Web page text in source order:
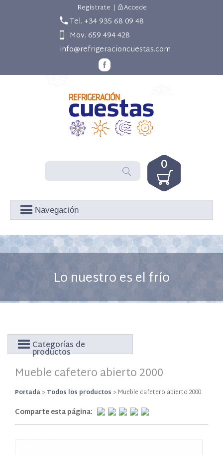
Regístrate | Accede
Tel. +34 935 68 09 48
Mov. 659 494 428
info@refrigeracioncuestas.com
Navegación
0
Lo nuestro es el frío
Categorías de
productos
Mueble cafetero abierto 2000
Portada>Todos los productos >Mueble cafetero abierto 2000
Comparte esta página: